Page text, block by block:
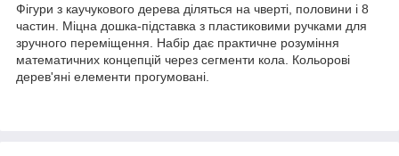
Фігури з каучукового дерева діляться на чверті, половини і 8
частин. Міцна дошка-підставка з пластиковими ручками для
зручного переміщення. Набір дає практичне розуміння
математичних концепцій через сегменти кола. Кольорові
дерев'яні елементи прогумовані.